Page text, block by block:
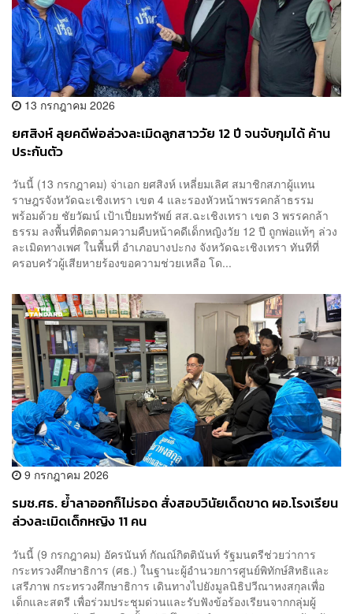
13 กรกฎาคม 2026
ยศสิงห์ ลุยคดีพ่อล่วงละเมิดลูกสาววัย 12 ปี จนจับกุมได้ ค้าน
ประกันตัว
วันนี้ (13 กรกฎาคม) จ่าเอก ยศสิงห์ เหลี่ยมเลิศ สมาชิกสภาผู้แทน
ราษฎรจังหวัดฉะเชิงเทรา เขต 4 และรองหัวหน้าพรรคกล้าธรรม
พร้อมด้วย ชัยวัฒน์ เป้าเปี่ยมทรัพย์ สส.ฉะเชิงเทรา เขต 3 พรรคกล้า
ธรรม ลงพื้นที่ติดตามความคืบหน้าคดีเด็กหญิงวัย 12 ปี ถูกพ่อแท้ๆ ล่วง
ละเมิดทางเพศ ในพื้นที่ อำเภอบางปะกง จังหวัดฉะเชิงเทรา ทันทีที่
ครอบครัวผู้เสียหายร้องขอความช่วยเหลือ โด...
9 กรกฎาคม 2026
รมช.ศธ. ย้ำลาออกก็ไม่รอด สั่งสอบวินัยเด็ดขาด ผอ.โรงเรียน
ล่วงละเมิดเด็กหญิง 11 คน
วันนี้ (9 กรกฎาคม) อัครนันท์ กัณณ์กิตตินันท์ รัฐมนตรีช่วยว่าการ
กระทรวงศึกษาธิการ (ศธ.) ในฐานะผู้อำนวยการศูนย์พิทักษ์สิทธิและ
เสรีภาพ กระทรวงศึกษาธิการ เดินทางไปยังมูลนิธิปวีณาหงสกุลเพื่อ
เด็กและสตรี เพื่อร่วมประชุมด่วนและรับฟังข้อร้องเรียนจากกลุ่มผู้